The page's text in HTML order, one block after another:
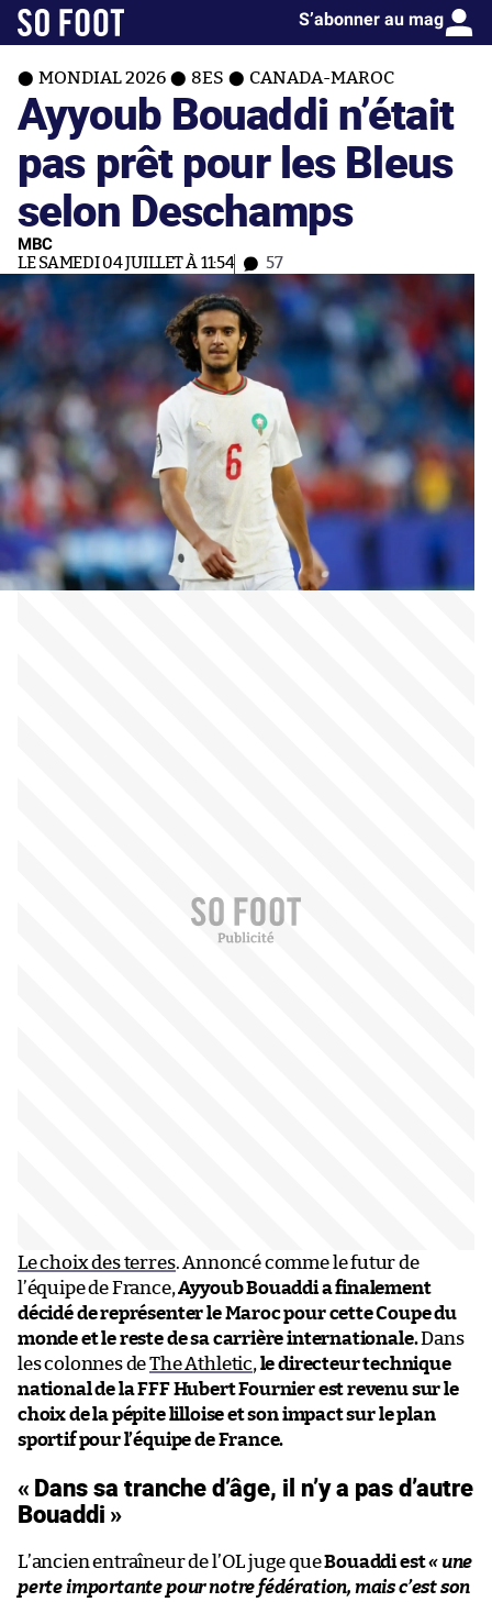
S’abonner au mag
MONDIAL 2026 8ES CANADA-MAROC
Ayyoub Bouaddi n’était
pas prêt pour les Bleus
selon Deschamps
MBC
LE SAMEDI 04 JUILLET À 11:54 57
Le choix des terres. Annoncé comme le futur de
l’équipe de France,Ayyoub Bouaddi a finalement
décidé de représenter le Maroc pour cette Coupe du
monde et le reste de sa carrière internationale.Dans
les colonnes deThe Athletic, le directeur technique
national de la FFF Hubert Fournier est revenu sur le
choix de la pépite lilloise et son impact sur le plan
sportif pour l’équipe de France.
« Dans sa tranche d’âge, il n’y a pas d’autre
Bouaddi »
L’ancien entraîneur de l’OL juge queBouaddi est« une
perte importante pour notre fédération, mais c’est son